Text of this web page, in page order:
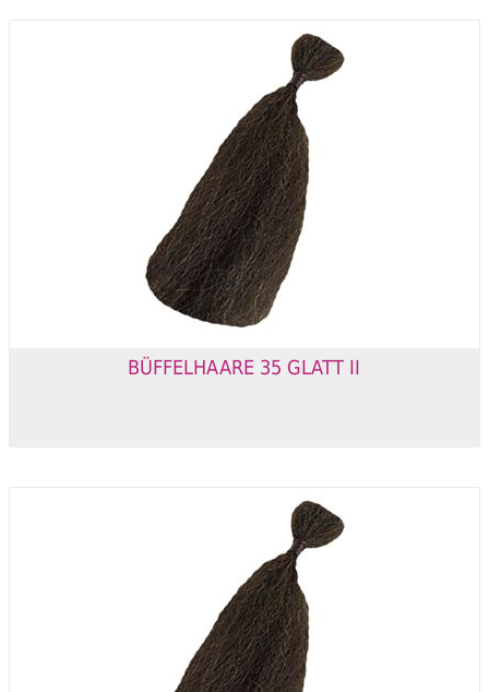
BÜFFELHAARE 35 GLATT II